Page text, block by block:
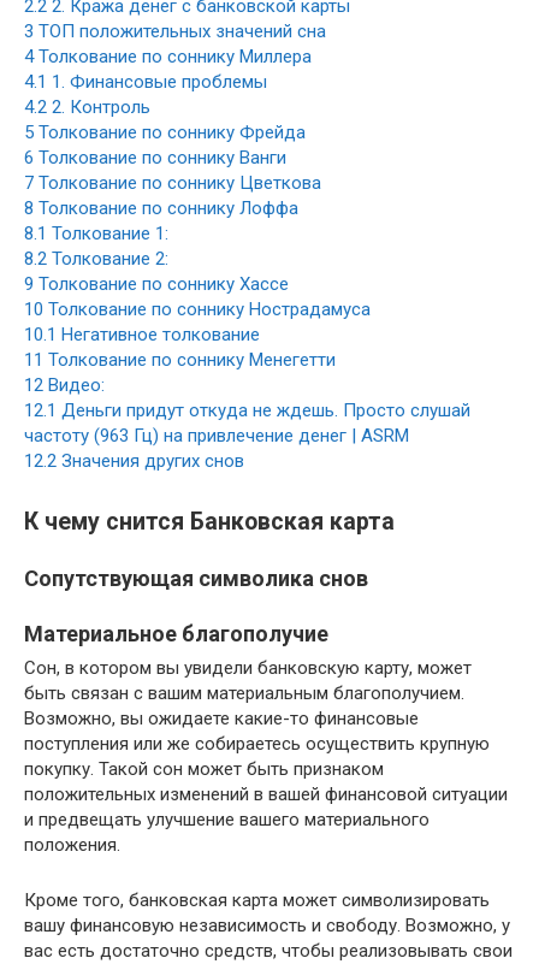
2.2 2. Кража денег с банковской карты
3 ТОП положительных значений сна
4 Толкование по соннику Миллера
4.1 1. Финансовые проблемы
4.2 2. Контроль
5 Толкование по соннику Фрейда
6 Толкование по соннику Ванги
7 Толкование по соннику Цветкова
8 Толкование по соннику Лоффа
8.1 Толкование 1:
8.2 Толкование 2:
9 Толкование по соннику Хассе
10 Толкование по соннику Нострадамуса
10.1 Негативное толкование
11 Толкование по соннику Менегетти
12 Видео:
12.1 Деньги придут откуда не ждешь. Просто слушай
частоту (963 Гц) на привлечение денег | ASRM
12.2 Значения других снов
К чему снится Банковская карта
Сопутствующая символика снов
Материальное благополучие
Сон, в котором вы увидели банковскую карту, может
быть связан с вашим материальным благополучием.
Возможно, вы ожидаете какие-то финансовые
поступления или же собираетесь осуществить крупную
покупку. Такой сон может быть признаком
положительных изменений в вашей финансовой ситуации
и предвещать улучшение вашего материального
положения.
Кроме того, банковская карта может символизировать
вашу финансовую независимость и свободу. Возможно, у
вас есть достаточно средств, чтобы реализовывать свои